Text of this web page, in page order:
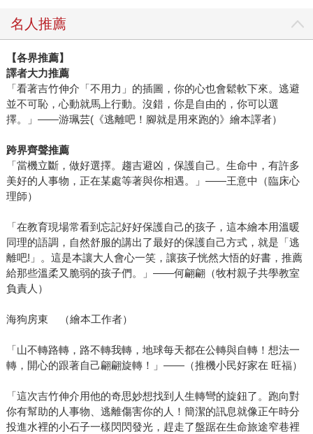
名人推薦
【各界推薦】
譯者大力推薦
「看著吉竹伸介「不用力」的插圖，你的心也會鬆軟下來。逃避
並不可恥，心動就馬上行動。沒錯，你是自由的，你可以選
擇。」——游珮芸(《逃離吧！腳就是用來跑的》繪本譯者）
跨界齊聲推薦
「當機立斷，做好選擇。趨吉避凶，保護自己。生命中，有許多
美好的人事物，正在某處等著與你相遇。」——王意中（臨床心
理師）
「在教育現場常看到忘記好好保護自己的孩子，這本繪本用溫暖
同理的語調，自然舒服的講出了最好的保護自己方式，就是「逃
離吧!」。這是本讓大人會心一笑，讓孩子恍然大悟的好書，推薦
給那些溫柔又脆弱的孩子們。」——何翩翩（牧村親子共學教室
負責人）
海狗房東 （繪本工作者）
「山不轉路轉，路不轉我轉，地球每天都在公轉與自轉！想法一
轉，開心的跟著自己翩翩旋轉！」——（推機小民好家在 旺福）
「這次吉竹伸介用他的奇思妙想找到人生轉彎的旋鈕了。跑向對
你有幫助的人事物、逃離傷害你的人！簡潔的訊息就像正午時分
投進水裡的小石子一樣閃閃發光，趕走了盤踞在生命旅途窄巷裡